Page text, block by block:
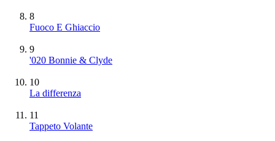
8
Fuoco E Ghiaccio
9
'020 Bonnie & Clyde
10
La differenza
11
Tappeto Volante